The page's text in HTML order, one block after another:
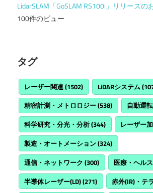
LidarSLAM「GoSLAM RS100i」リリースの
100件のビュー
タグ
レーザー関連(1502) LiDARシステム
精密計測・メトロロジー(538) 自動運
科学研究・分光・分析(344) レーザー
製造・オートメーション(324)
通信・ネットワーク (300) 医療・ヘル
半導体レーザー(LD)(271) 赤外(IR)・テ